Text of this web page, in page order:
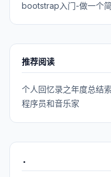
bootstrap入门-做一个
推荐阅读
个人回忆录之年度总结
程序员和音乐家
.